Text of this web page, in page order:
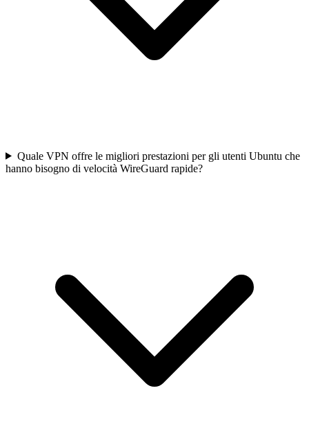
Quale VPN offre le migliori prestazioni per gli utenti Ubuntu che
hanno bisogno di velocità WireGuard rapide?